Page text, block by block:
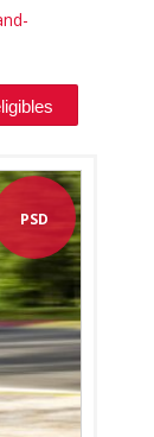
PSD